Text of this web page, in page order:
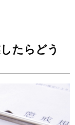
たらどう